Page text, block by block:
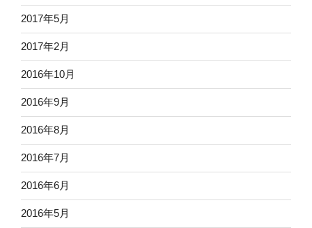
2017年5月
2017年2月
2016年10月
2016年9月
2016年8月
2016年7月
2016年6月
2016年5月